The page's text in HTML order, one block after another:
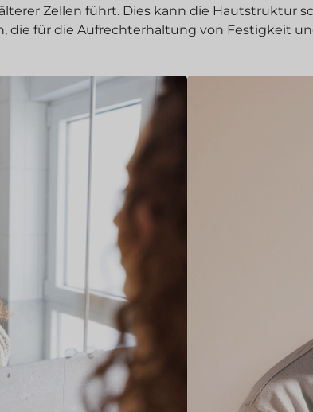
Zellen führt. Dies kann die Hautstruktur
die für die Aufrechterhaltung von Festigkeit